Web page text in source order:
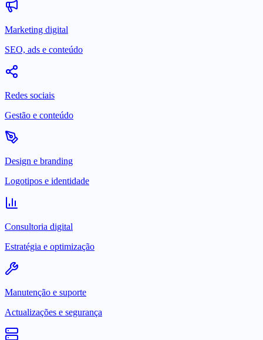
Marketing digital
SEO, ads e conteúdo
Redes sociais
Gestão e conteúdo
Design e branding
Logotipos e identidade
Consultoria digital
Estratégia e optimização
Manutenção e suporte
Actualizações e segurança